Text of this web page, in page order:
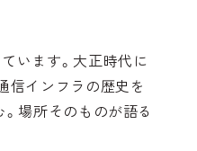
います。大正時代に
信インフラの歴史を
場所そのものが語る